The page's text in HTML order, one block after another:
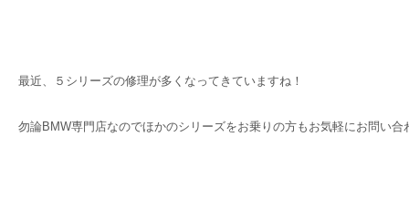
最近、５シリーズの修理が多くなってきていますね！
勿論BMW専門店なのでほかのシリーズをお乗りの方もお気軽にお問い合